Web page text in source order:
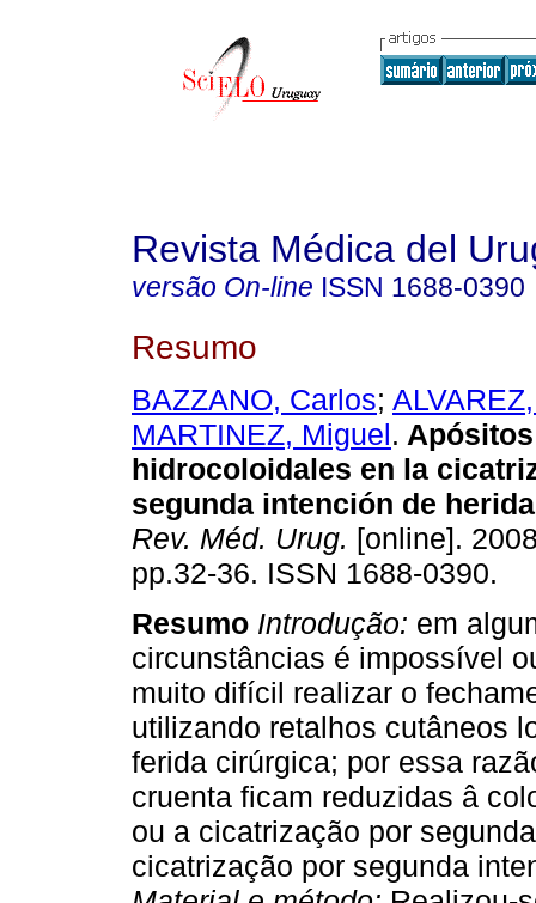
Revista Médica del
versão On-line ISSN 1688-0390
Resumo
BAZZANO, Carlos;
MARTINEZ, Miguel. Apósitos
hidrocoloidales en la
segunda intención de
Rev. Méd. Urug. [online].
pp.32-36. ISSN 1688-0390.
Resumo Introdução: em
circunstâncias é impossível
muito difícil realizar o
utilizando retalhos cutâneos
ferida cirúrgica; por essa
cruenta ficam reduzidas â
ou a cicatrização por
cicatrização por segunda